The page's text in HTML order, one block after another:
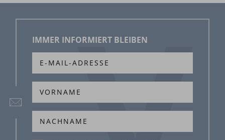
IMMER INFORMIERT BLEIBEN